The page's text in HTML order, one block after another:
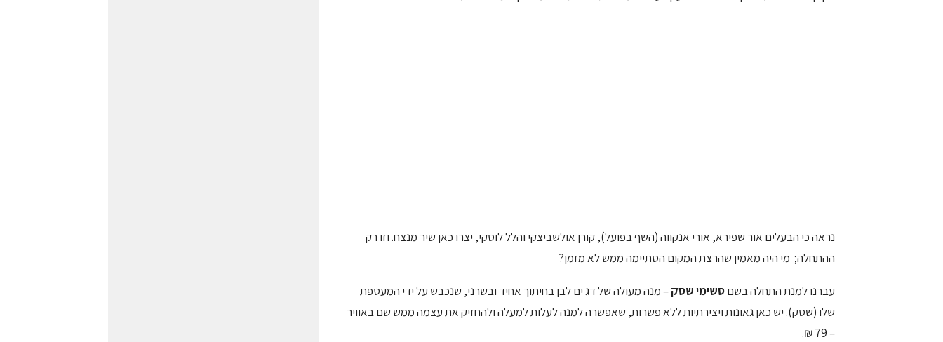
נראה כי הבעלים אור שפירא, אורי אנקווה (השף בפועל), קורן אולשביצקי והלל לוסקי, יצרו כאן שיר מנצח. וזו רק
ההתחלה; מי היה מאמין שהרצת המקום הסתיימה ממש לא מזמן?
עברנו למנת התחלה בשםסשימי שסק– מנה מעולה של דג ים לבן בחיתוך אחיד ובשרני, שנכבש על ידי המעטפת
שלו (שסק). יש כאן גאונות ויצירתיות ללא פשרות, שאפשרה למנה לעלות למעלה ולהחזיק את עצמה ממש שם באוויר
– 79 ₪.